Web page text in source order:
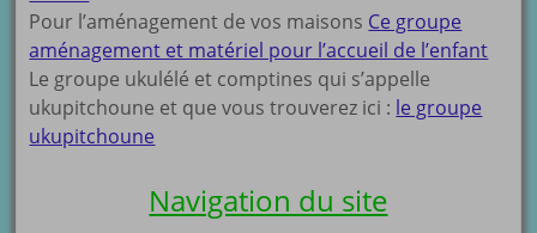
Pour l’aménagement de vos maisons Ce groupe
aménagement et matériel pour l’accueil de l’enfant
Le groupe ukulélé et comptines qui s’appelle
ukupitchoune et que vous trouverez ici : le groupe
ukupitchoune
Navigation du site